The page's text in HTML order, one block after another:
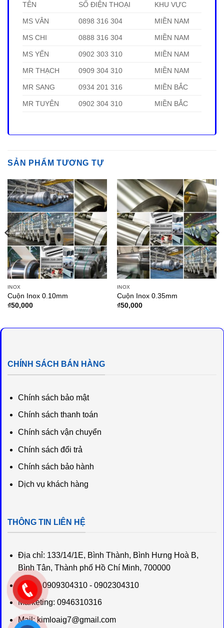
TÊN SỐ ĐIỆN THOẠI KHU VỰC
MS VÂN 0898 316 304 MIỀN NAM
MS CHI 0888 316 304 MIỀN NAM
MS YẾN 0902 303 310 MIỀN NAM
MR THẠCH 0909 304 310 MIỀN NAM
MR SANG 0934 201 316 MIỀN BẮC
MR TUYÊN 0902 304 310 MIỀN BẮC
SẢN PHẨM TƯƠNG TỰ
INOX
Cuộn Inox 0.10mm
₫50,000
INOX
Cuộn Inox 0.35mm
₫50,000
CHÍNH SÁCH BÁN HÀNG
Chính sách bảo mật
Chính sách thanh toán
Chính sách vận chuyển
Chính sách đổi trả
Chính sách bảo hành
Dịch vụ khách hàng
THÔNG TIN LIÊN HỆ
Địa chỉ: 133/14/1E, Bình Thành, Bình Hưng Hoà B,
Bình Tân, Thành phố Hồ Chí Minh, 700000
Sales: 0909304310 - 0902304310
Marketing: 0946310316
Mail: kimloaig7@gmail.com